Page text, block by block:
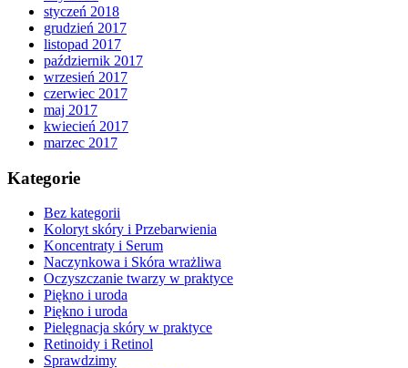
styczeń 2018
grudzień 2017
listopad 2017
październik 2017
wrzesień 2017
czerwiec 2017
maj 2017
kwiecień 2017
marzec 2017
Kategorie
Bez kategorii
Koloryt skóry i Przebarwienia
Koncentraty i Serum
Naczynkowa i Skóra wrażliwa
Oczyszczanie twarzy w praktyce
Piękno i uroda
Piękno i uroda
Pielęgnacja skóry w praktyce
Retinoidy i Retinol
Sprawdzimy